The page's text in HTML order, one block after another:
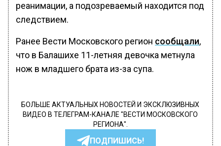
реанимации, а подозреваемый находится под
следствием.
Ранее Вести Московского регион сообщали,
что в Балашихе 11-летняя девочка метнула
нож в младшего брата из-за супа.
БОЛЬШЕ АКТУАЛЬНЫХ НОВОСТЕЙ И ЭКСКЛЮЗИВНЫХ
ВИДЕО В ТЕЛЕГРАМ-КАНАЛЕ "ВЕСТИ МОСКОВСКОГО
РЕГИОНА".
ПОДПИШИСЬ!